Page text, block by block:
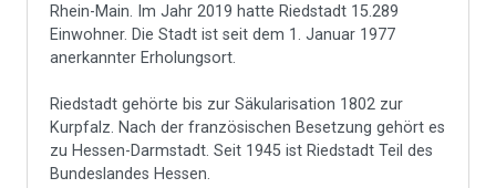
Rhein-Main. Im Jahr 2019 hatte Riedstadt 15.289
Einwohner. Die Stadt ist seit dem 1. Januar 1977
anerkannter Erholungsort.
Riedstadt gehörte bis zur Säkularisation 1802 zur
Kurpfalz. Nach der französischen Besetzung gehört es
zu Hessen-Darmstadt. Seit 1945 ist Riedstadt Teil des
Bundeslandes Hessen.